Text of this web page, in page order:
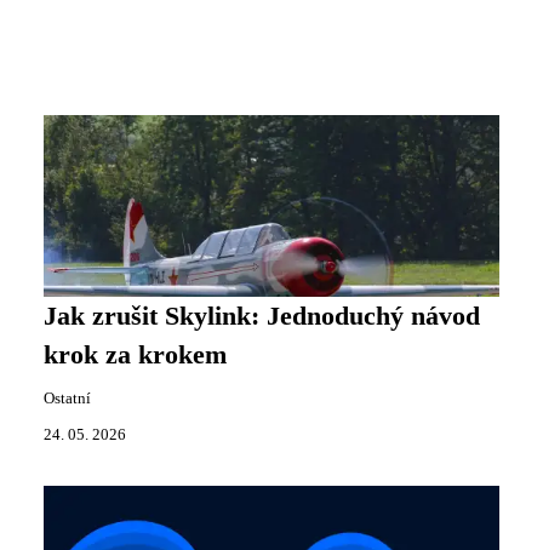
Jak zrušit Skylink: Jednoduchý návod
krok za krokem
Ostatní
24. 05. 2026